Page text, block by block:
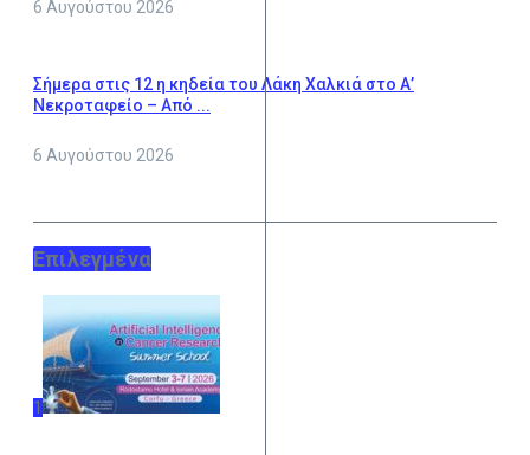
6 Αυγούστου 2026
Σήμερα στις 12 η κηδεία του Λάκη Χαλκιά στο Α’
Νεκροταφείο – Από ...
6 Αυγούστου 2026
Επιλεγμένα
1